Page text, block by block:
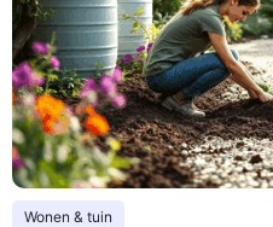
Wonen & tuin